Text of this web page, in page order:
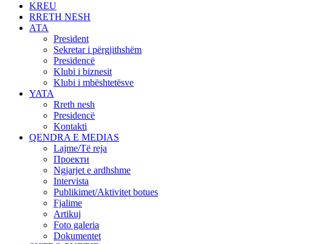
KREU
RRETH NESH
АТА
President
Sekretar i përgjithshëm
Presidencë
Klubi i biznesit
Klubi i mbështetësve
YATA
Rreth nesh
Presidencë
Kontakti
QENDRA E MEDIAS
Lajme/Të reja
Проекти
Ngjarjet e ardhshme
Intervista
Publikimet/Aktivitet botues
Fjalime
Artikuj
Foto galeria
Dokumentet